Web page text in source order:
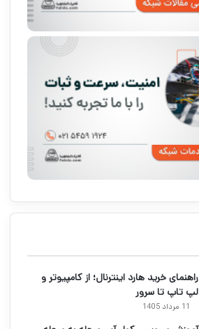
راهنمای خرید هارد اینترنال؛ از کامپیوتر و
لپ تاپ تا سرور
11 مرداد 1405